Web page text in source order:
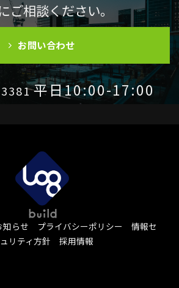
ご相談ください。
お問い合わせ
平日10:00-17:00
知らせ プライバシーポリシー
情報セ
リティ方針
採用情報